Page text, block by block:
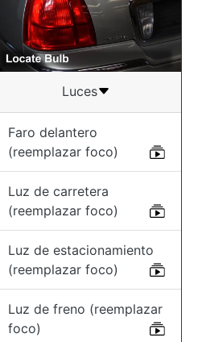
Luces
Faro delantero
(reemplazar foco)
Luz de carretera
(reemplazar foco)
Luz de estacionamiento
(reemplazar foco)
Luz de freno (reemplazar
foco)